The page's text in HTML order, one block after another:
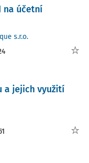
na účetní
s.r.o.
a jejich využití